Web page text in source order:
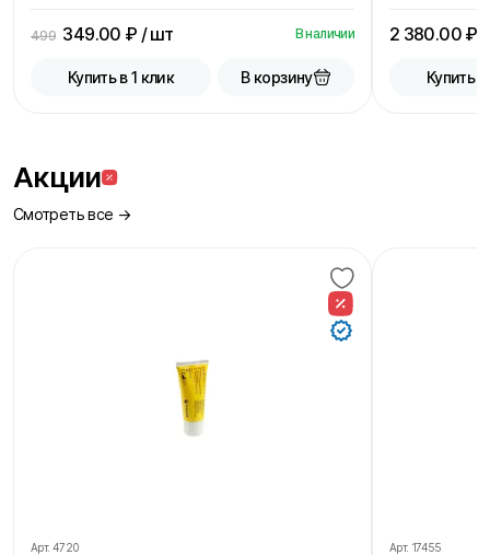
499 349.00 ₽ / шт В наличии
Купить в 1 клик В корзину
2 380.00₽ /
Купить в
Акции
Смотреть все →
Арт. 4720 Арт. 17455